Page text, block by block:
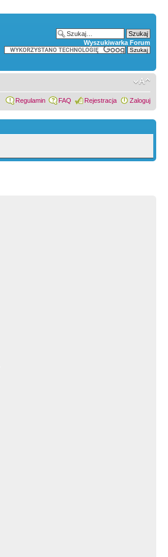
Wyszukiwarka Forum
Regulamin FAQ Rejestracja Zaloguj